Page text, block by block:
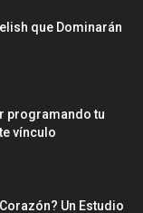
que Dominarán
programando tu
vínculo
Un Estudio